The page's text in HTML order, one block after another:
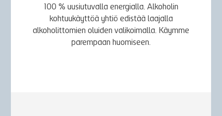
100 % uusiutuvalla energialla. Alkoholin
kohtuukäyttöä yhtiö edistää laajalla
alkoholittomien oluiden valikoimalla. Käymme
parempaan huomiseen.